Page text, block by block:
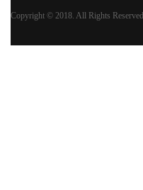
Copyright © 2018. All Rights Reserved